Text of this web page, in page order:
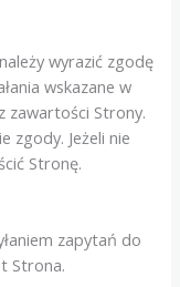
wyrazić zgodę
wskazane w
zawartości Strony.
zgody. Jeżeli nie
Stronę.
zapytań do
Strona.